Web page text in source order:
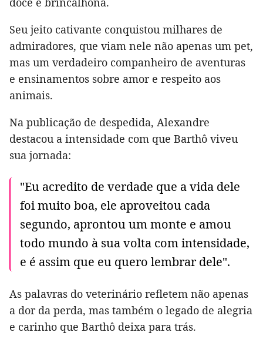
Seu jeito cativante conquistou milhares de
admiradores, que viam nele não apenas um pet,
mas um verdadeiro companheiro de aventuras
e ensinamentos sobre amor e respeito aos
animais.
Na publicação de despedida, Alexandre
destacou a intensidade com que Barthô viveu
sua jornada:
"Eu acredito de verdade que a vida dele
foi muito boa, ele aproveitou cada
segundo, aprontou um monte e amou
todo mundo à sua volta com intensidade,
e é assim que eu quero lembrar dele".
As palavras do veterinário refletem não apenas
a dor da perda, mas também o legado de alegria
e carinho que Barthô deixa para trás.